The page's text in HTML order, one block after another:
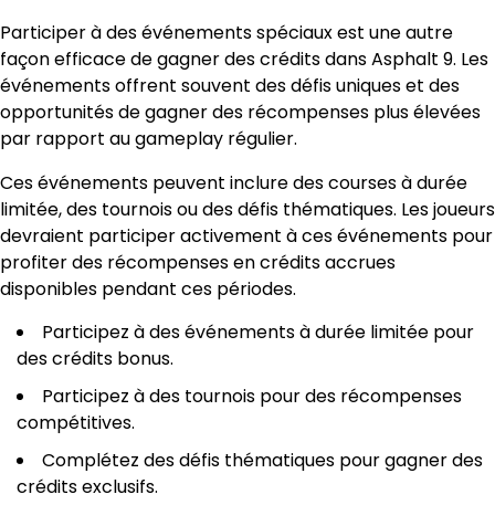
Participer à des événements spéciaux est une autre
façon efficace de gagner des crédits dans Asphalt 9. Les
événements offrent souvent des défis uniques et des
opportunités de gagner des récompenses plus élevées
par rapport au gameplay régulier.
Ces événements peuvent inclure des courses à durée
limitée, des tournois ou des défis thématiques. Les joueurs
devraient participer activement à ces événements pour
profiter des récompenses en crédits accrues
disponibles pendant ces périodes.
Participez à des événements à durée limitée pour
des crédits bonus.
Participez à des tournois pour des récompenses
compétitives.
Complétez des défis thématiques pour gagner des
crédits exclusifs.